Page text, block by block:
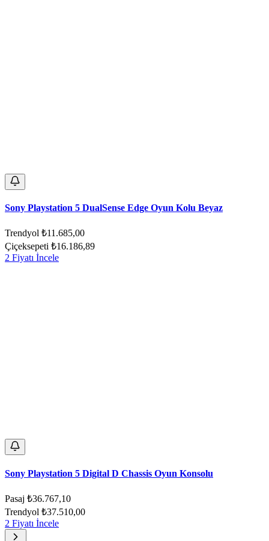
Sony Playstation 5 DualSense Edge Oyun Kolu Beyaz
Trendyol ₺11.685,00
Çiçeksepeti ₺16.186,89
2 Fiyatı İncele
Sony Playstation 5 Digital D Chassis Oyun Konsolu
Pasaj ₺36.767,10
Trendyol ₺37.510,00
2 Fiyatı İncele